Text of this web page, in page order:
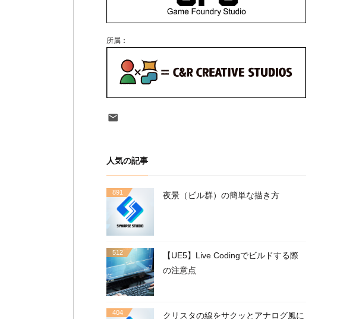
所属：
人気の記事
891 夜景（ビル群）の簡単な描き方
512
【UE5】Live Codingでビルドする際
の注意点
404
クリスタの線をサクッとアナログ風に